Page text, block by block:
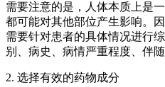
需要注意的是，人体本质上是
都可能对其他部位产生影响。
需要针对患者的具体情况进行
别、病史、病情严重程度、伴随
2. 选择有效的药物成分